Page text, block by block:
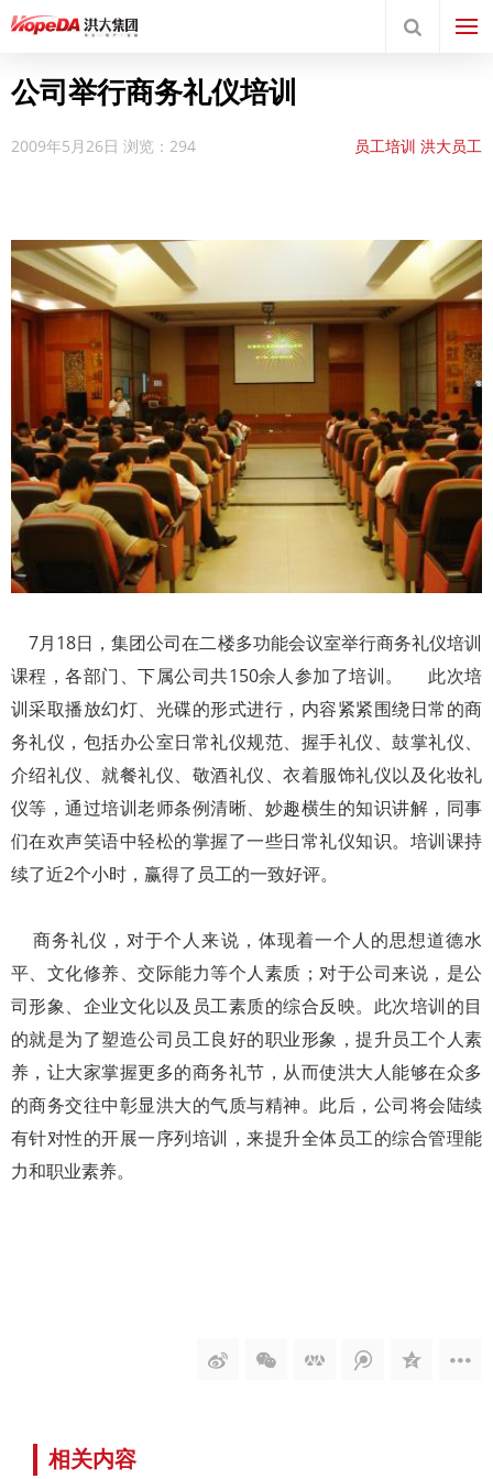
公司举行商务礼仪培训
2009年5月26日 浏览：294 员工培训 洪大员工
7月18日，集团公司在二楼多功能会议室举行商务礼仪培训
课程，各部门、下属公司共150余人参加了培训。 此次培
训采取播放幻灯、光碟的形式进行，内容紧紧围绕日常的商
务礼仪，包括办公室日常礼仪规范、握手礼仪、鼓掌礼仪、
介绍礼仪、就餐礼仪、敬酒礼仪、衣着服饰礼仪以及化妆礼
仪等，通过培训老师条例清晰、妙趣横生的知识讲解，同事
们在欢声笑语中轻松的掌握了一些日常礼仪知识。培训课持
续了近2个小时，赢得了员工的一致好评。
商务礼仪，对于个人来说，体现着一个人的思想道德水
平、文化修养、交际能力等个人素质；对于公司来说，是公
司形象、企业文化以及员工素质的综合反映。此次培训的目
的就是为了塑造公司员工良好的职业形象，提升员工个人素
养，让大家掌握更多的商务礼节，从而使洪大人能够在众多
的商务交往中彰显洪大的气质与精神。此后，公司将会陆续
有针对性的开展一序列培训，来提升全体员工的综合管理能
力和职业素养。
相关内容